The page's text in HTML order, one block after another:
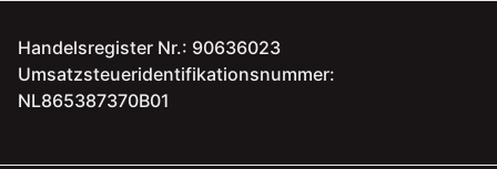
Handelsregister Nr.: 90636023
Umsatzsteueridentifikationsnummer:
NL865387370B01